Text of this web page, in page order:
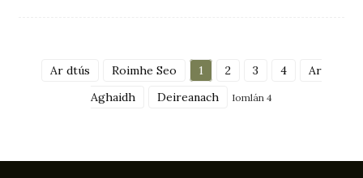
Ar dtús Roimhe Seo 1 2 3 4
Ar
Aghaidh
Deireanach Iomlán 4